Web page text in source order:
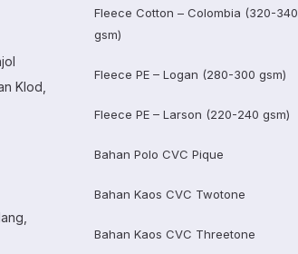
Klod,
Fleece Cotton – Colombia (320-340
gsm)
Fleece PE – Logan (280-300 gsm)
Fleece PE – Larson (220-240 gsm)
Bahan Polo CVC Pique
Bahan Kaos CVC Twotone
Bahan Kaos CVC Threetone